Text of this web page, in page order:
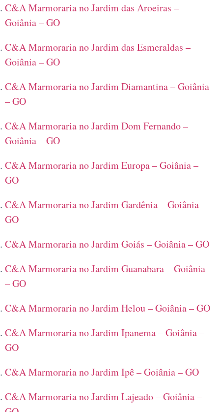
C&A Marmoraria no Jardim das Aroeiras –
Goiânia – GO
C&A Marmoraria no Jardim das Esmeraldas –
Goiânia – GO
C&A Marmoraria no Jardim Diamantina – Goiânia
– GO
C&A Marmoraria no Jardim Dom Fernando –
Goiânia – GO
C&A Marmoraria no Jardim Europa – Goiânia –
GO
C&A Marmoraria no Jardim Gardênia – Goiânia –
GO
C&A Marmoraria no Jardim Goiás – Goiânia – GO
C&A Marmoraria no Jardim Guanabara – Goiânia
– GO
C&A Marmoraria no Jardim Helou – Goiânia – GO
C&A Marmoraria no Jardim Ipanema – Goiânia –
GO
C&A Marmoraria no Jardim Ipê – Goiânia – GO
C&A Marmoraria no Jardim Lajeado – Goiânia –